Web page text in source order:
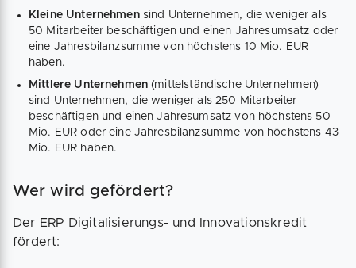
Kleine Unternehmen sind Unternehmen, die weniger als
50 Mitarbeiter beschäftigen und einen Jahresumsatz oder
eine Jahresbilanzsumme von höchstens 10 Mio. EUR
haben.
Mittlere Unternehmen (mittelständische Unternehmen)
sind Unternehmen, die weniger als 250 Mitarbeiter
beschäftigen und einen Jahresumsatz von höchstens 50
Mio. EUR oder eine Jahresbilanzsumme von höchstens 43
Mio. EUR haben.
Wer wird gefördert?
Der ERP Digitalisierungs- und Innovationskredit
fördert: